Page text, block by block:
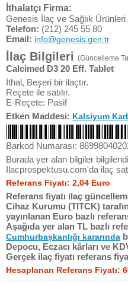
İthalatçı Firma:
Genesis İlaç ve Sağlık Ürünleri
Telefon: (212) 245 55 80
Email: info@genesis.gen.tr
İlaç Bilgileri (Güncelleme
Calcimed D3 20 Eff. Tablet
İthal, Beşeri bir ilaçtır.
Reçete ile satılır.
E-Reçete: Pasif
Etken Maddesi: Kalsiyum
Barkod Numarası:
Burada yer alan bilgiler
Ilacprospektusu.com'da ilaç
Referans Fiyatı: 2,04 Euro
Referans fiyatı ilaç
Cihaz Kurumu (TITCK)
yayınlanan Euro bazlı
Aşağıda yer alan TL bazlı
Cumhurbaşkanlığı kararında
Depocu, Eczacı kârları ve
Gerçek ilaç fiyatı referans
Hesaplanan Referans Fiyatı: